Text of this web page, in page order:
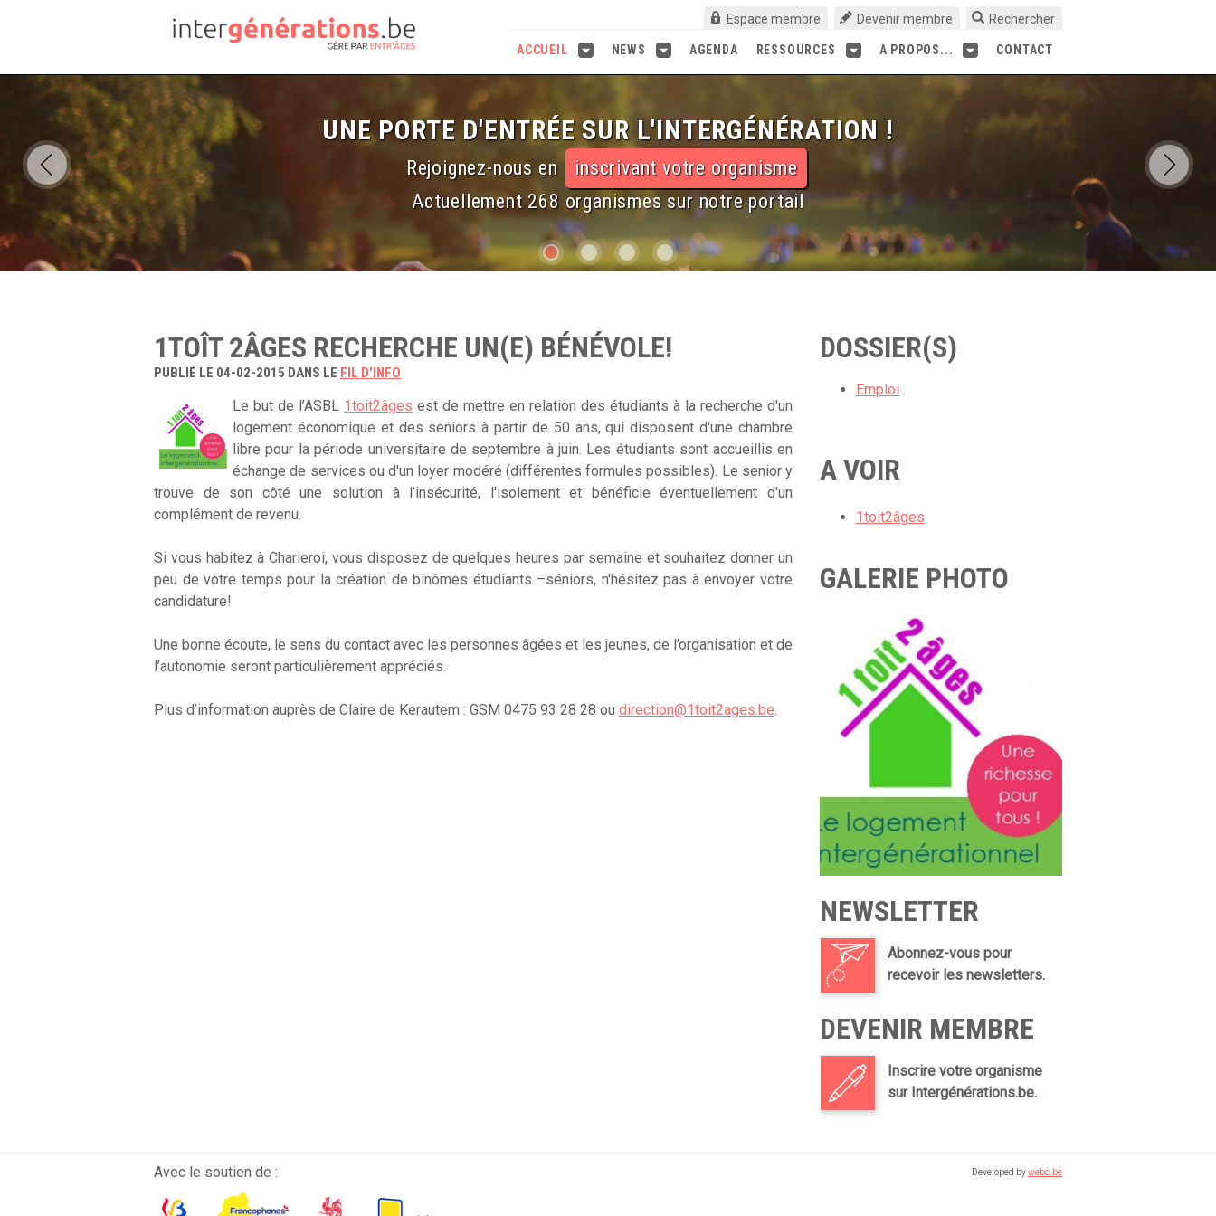
Espace membre Devenir membre Rechercher
CONTACT
A PROPOS...
RESSOURCES
AGENDA
NEWS
ACCUEIL
UNE PORTE D'ENTRÉE SUR L'INTERGÉNÉRATION !
Rejoignez-nous en inscrivant votre organisme
Actuellement 268 organismes sur notre portail
1TOÎT 2ÂGES RECHERCHE UN(E) BÉNÉVOLE!
PUBLIÉ LE 04-02-2015 DANS LE FIL D'INFO
Le but de l’ASBL 1toit2âges est de mettre en relation des étudiants à la recherche d'un
logement économique et des seniors à partir de 50 ans, qui disposent d'une chambre
libre pour la période universitaire de septembre à juin. Les étudiants sont accueillis en
échange de services ou d'un loyer modéré (différentes formules possibles). Le senior y
trouve de son côté une solution à l’insécurité, l'isolement et bénéficie éventuellement d'un
complément de revenu.
Si vous habitez à Charleroi, vous disposez de quelques heures par semaine et souhaitez donner un
peu de votre temps pour la création de binômes étudiants –séniors, n'hésitez pas à envoyer votre
candidature!
Une bonne écoute, le sens du contact avec les personnes âgées et les jeunes, de l’organisation et de
l’autonomie seront particulièrement appréciés.
Plus d’information auprès de Claire de Kerautem : GSM 0475 93 28 28 ou direction@1toit2ages.be.
DOSSIER(S)
Emploi
A VOIR
1toit2âges
GALERIE PHOTO
NEWSLETTER
Abonnez-vous pour
recevoir les newsletters.
DEVENIR MEMBRE
Inscrire votre organisme
sur Intergénérations.be.
Avec le soutien de : Developed bywebc.be